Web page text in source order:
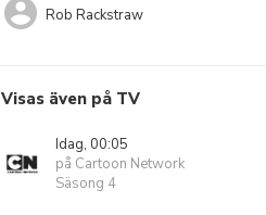
Rob Rackstraw
Visas även på TV
Idag, 00:05
på Cartoon Network
Säsong 4